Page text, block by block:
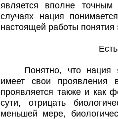
является вполне точным
случаях нация
настоящей работы
Понятно, что нация
имеет свои проявления
проявляется также и как
сути, отрицать
меньшей мере,